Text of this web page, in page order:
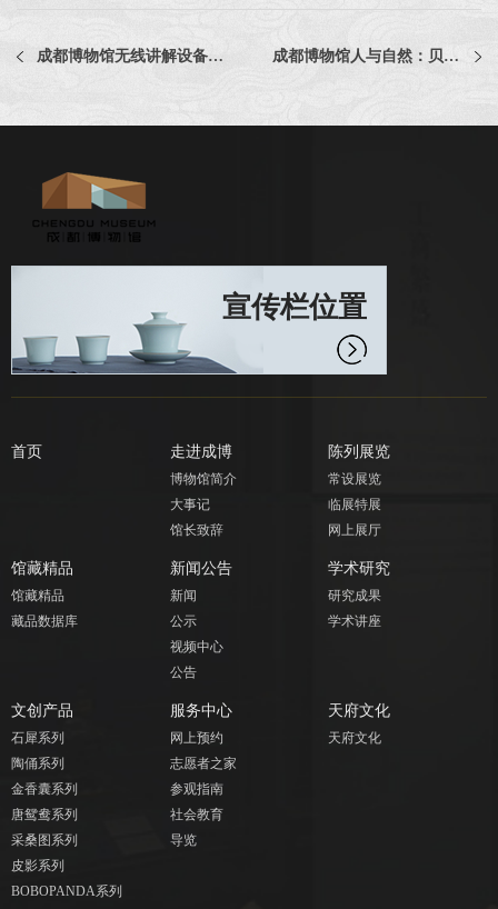
成都博物馆无线讲解设备采购项目（二次） 成都博物馆人与自然：贝林捐赠展展厅出口服务台制作采购项目（二次）
宣传栏位置
首页 走进成博
博物馆简介
大事记
馆长致辞
陈列展览
常设展览
临展特展
网上展厅
馆藏精品
馆藏精品
藏品数据库
新闻公告
新闻
公示
视频中心
公告
学术研究
研究成果
学术讲座
文创产品
石犀系列
陶俑系列
金香囊系列
唐鸳鸯系列
采桑图系列
皮影系列
BOBOPANDA系列
服务中心
网上预约
志愿者之家
参观指南
社会教育
导览
天府文化
天府文化